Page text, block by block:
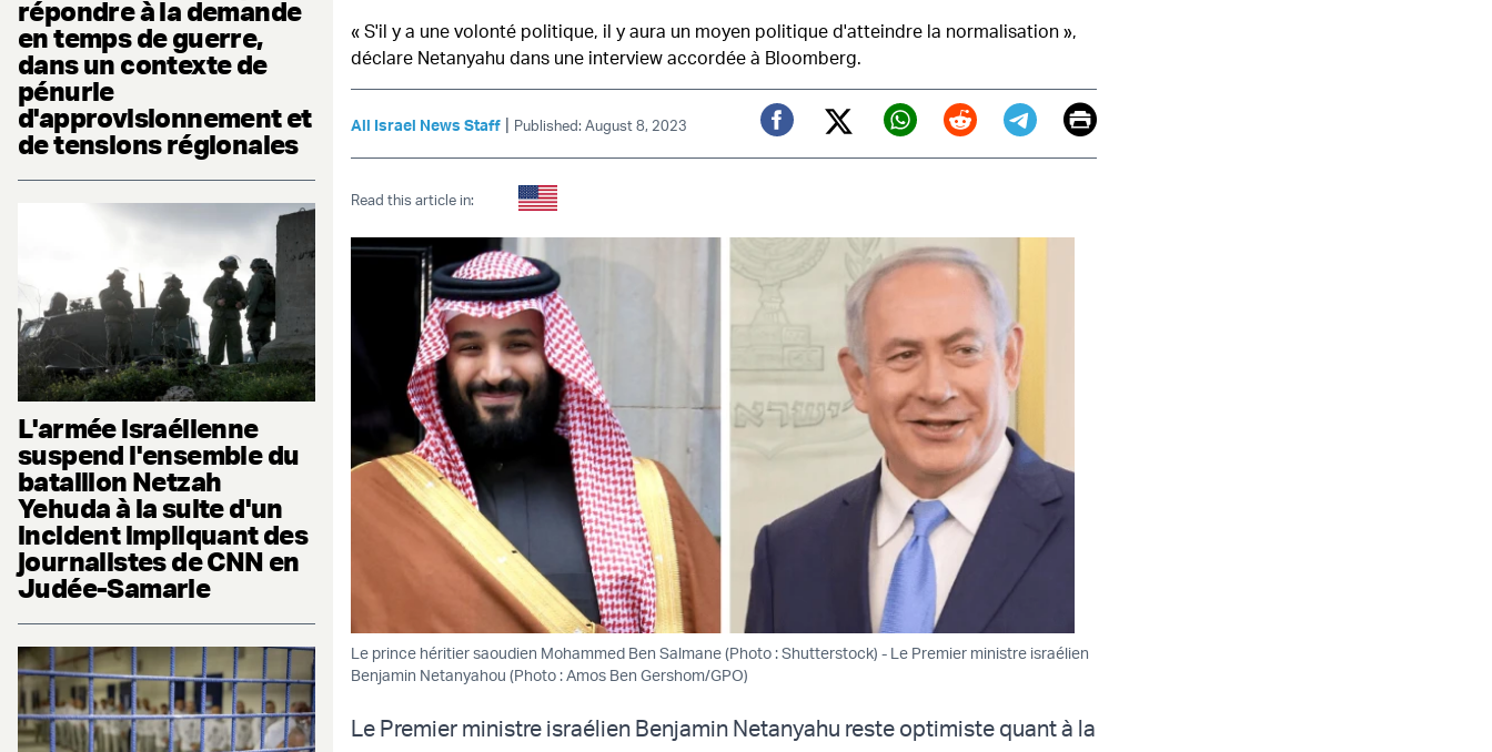
répondre à la demande
en temps de guerre,
dans un contexte de
pénurie
d'approvisionnement et
de tensions régionales
L'armée israélienne
suspend l'ensemble du
bataillon Netzah
Yehuda à la suite d'un
incident impliquant des
journalistes de CNN en
Judée-Samarie
« S'il y a une volonté politique, il y aura un moyen politique d'atteindre la normalisation »,
déclare Netanyahu dans une interview accordée à Bloomberg.
All Israel News Staff | Published: August 8, 2023
Facebook
Twitter (X)
Whatsapp
RedditTelegram
EmailPrint
Read this article in:
Le prince héritier saoudien Mohammed Ben Salmane (Photo : Shutterstock) - Le Premier ministre israélien
Benjamin Netanyahou (Photo : Amos Ben Gershom/GPO)
Le Premier ministre israélien Benjamin Netanyahu reste optimiste quant à la